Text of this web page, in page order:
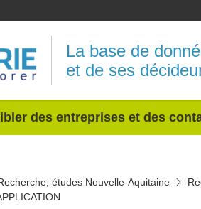
La base de
et de ses
des entreprises et des
études Nouvelle-Aquitaine